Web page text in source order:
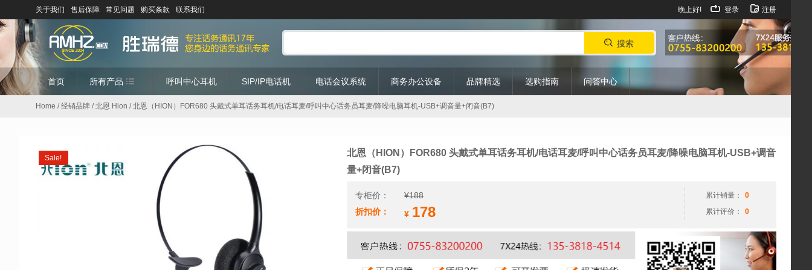
关于我们 售后保障 常见问题 购买条款 联系我们 晚上好! 登录 注册
搜索
首页 所有产品 呼叫中心耳机 SIP/IP电话机 电话会议系统 商务办公设备 品牌精选 选购指南 问答中心
Home /经销品牌 /北恩 Hion / 北恩（HION）FOR680 头戴式单耳话务耳机/电话耳麦/呼叫中心话务员耳麦/降噪电脑耳机-USB+调音量+闭音(B7)
Sale!
北恩（HION）FOR680 头戴式单耳话务耳机/电话耳麦/呼叫中心话务员耳麦/降噪电脑耳机-USB+调音
量+闭音(B7)
专柜价：
折扣价：
¥188
¥ 178
累计销量：
0
累计评价：
0